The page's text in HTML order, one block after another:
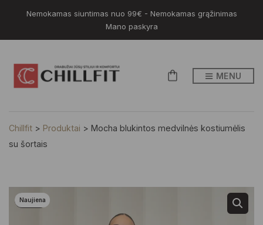
Nemokamas siuntimas nuo 99€ - Nemokamas grąžinimas
Mano paskyra
MENU
Chillfit > Produktai > Mocha blukintos medvilnės kostiumėlis
su šortais
-20%
Naujiena